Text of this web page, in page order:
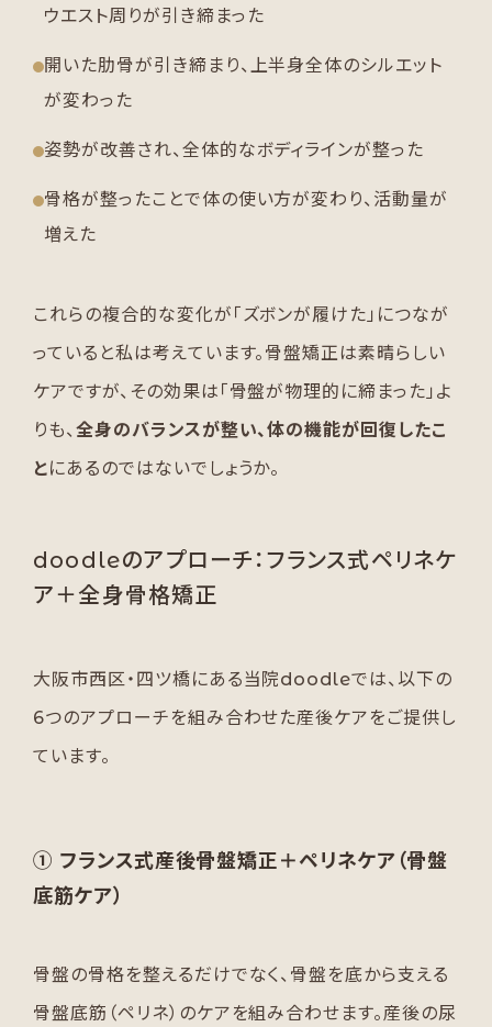
ウエスト周りが引き締まった
開いた肋骨が引き締まり、上半身全体のシルエット
が変わった
姿勢が改善され、全体的なボディラインが整った
骨格が整ったことで体の使い方が変わり、活動量が
増えた
これらの複合的な変化が「ズボンが履けた」につなが
っていると私は考えています。骨盤矯正は素晴らしい
ケアですが、その効果は「骨盤が物理的に締まった」よ
りも、 全身のバランスが整い、体の機能が回復したこ
とにあるのではないでしょうか。
doodleのアプローチ：フランス式ペリネケ
ア＋全身骨格矯正
大阪市西区・四ツ橋にある当院doodleでは、以下の
6つのアプローチを組み合わせた産後ケアをご提供し
ています。
① フランス式産後骨盤矯正＋ペリネケア（骨盤
底筋ケア）
骨盤の骨格を整えるだけでなく、骨盤を底から支える
骨盤底筋（ペリネ）のケアを組み合わせます。産後の尿